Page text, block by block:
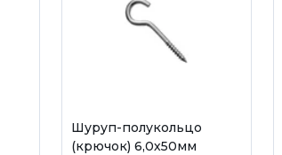
Шуруп-полукольцо
(крючок) 6,0х50мм